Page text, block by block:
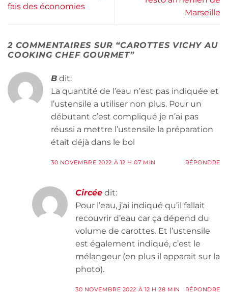
fais des économies
Marseille
2 COMMENTAIRES SUR “CAROTTES VICHY AU
COOKING CHEF GOURMET”
B dit:
La quantité de l’eau n’est pas indiquée et
l’ustensile a utiliser non plus. Pour un
débutant c’est compliqué je n’ai pas
réussi a mettre l’ustensile la préparation
était déjà dans le bol
30 NOVEMBRE 2022 À 12 H 07 MIN RÉPONDRE
Circée dit:
Pour l’eau, j’ai indiqué qu’il fallait
recouvrir d’eau car ça dépend du
volume de carottes. Et l’ustensile
est également indiqué, c’est le
mélangeur (en plus il apparait sur la
photo).
30 NOVEMBRE 2022 À 12 H 28 MIN RÉPONDRE